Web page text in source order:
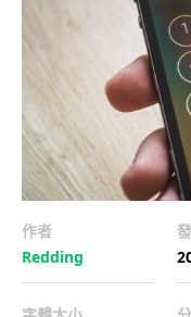
作者
Redding